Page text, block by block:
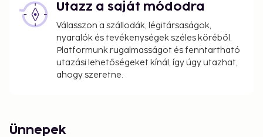
Utazz a saját módodra
Válasszon a szállodák, légitársaságok,
nyaralók és tevékenységek széles köréből.
Platformunk rugalmasságot és fenntartható
utazási lehetőségeket kínál, így úgy utazhat,
ahogy szeretne.
Ünnepek